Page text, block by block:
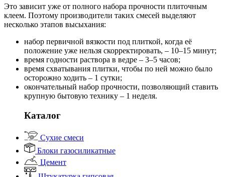
Это зависит уже от полного набора прочности плиточным
клеем. Поэтому производители таких смесей выделяют
несколько этапов высыхания:
набор первичной вязкости под плиткой, когда её
положение уже нельзя скорректировать, – 10–15 минут;
время годности раствора в ведре – 3–5 часов;
время схватывания плитки, чтобы по ней можно было
осторожно ходить – 1 сутки;
окончательный набор прочности, позволяющий ставить
крупную бытовую технику – 1 неделя.
Каталог
Сухие смеси
Блоки газосиликатные
Цемент